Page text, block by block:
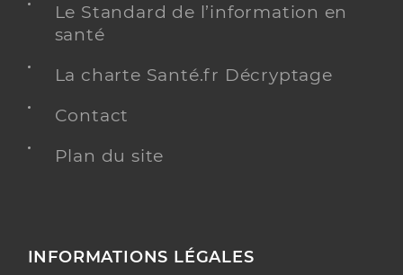
Le Standard de l’information en
santé
La charte Santé.fr Décryptage
Contact
Plan du site
INFORMATIONS LÉGALES